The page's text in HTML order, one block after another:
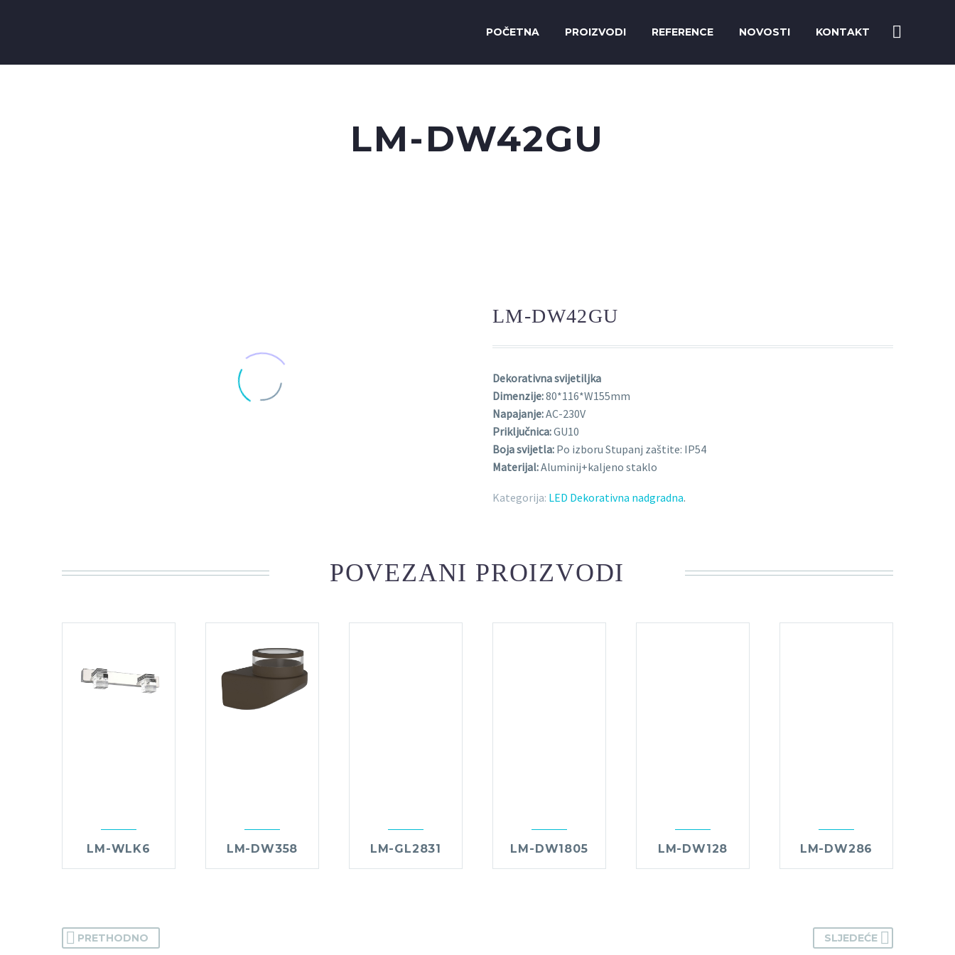
POČETNA PROIZVODI REFERENCE NOVOSTI KONTAKT
LM-DW42GU
LM-DW42GU
Dekorativna svijetiljka
Dimenzije:80*116*W155mm
Napajanje:AC-230V
Priključnica:GU10
Boja svijetla: Po izboru Stupanj zaštite: IP54
Materijal:Aluminij+kaljeno staklo
Kategorija: LED Dekorativna nadgradna.
POVEZANI PROIZVODI
LM-WLK6 LM-DW358 LM-GL2831 LM-DW1805 LM-DW128 LM-DW286
PRETHODNO SLJEDEĆE